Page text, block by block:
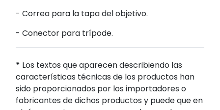
- Correa para la tapa del objetivo.
- Conector para trípode.
* Los textos que aparecen describiendo las
características técnicas de los productos han
sido proporcionados por los importadores o
fabricantes de dichos productos y puede que en